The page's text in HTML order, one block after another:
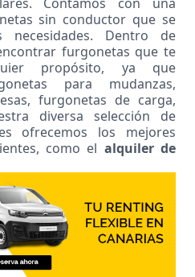
sin conductor que se
Dentro de
furgonetas que te
propósito, ya que
para mudanzas,
furgonetas de carga,
diversa selección de
ofrecemos los mejores
como el alquiler de